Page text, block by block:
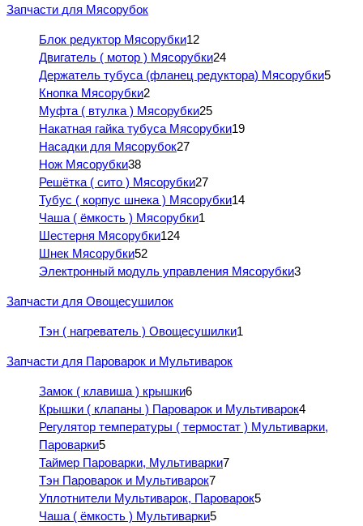
Запчасти для Мясорубок
Блок редуктор Мясорубки12
Двигатель ( мотор ) Мясорубки24
Держатель тубуса (фланец редуктора) Мясорубки5
Кнопка Мясорубки2
Муфта ( втулка ) Мясорубки25
Накатная гайка тубуса Мясорубки19
Насадки для Мясорубок27
Нож Мясорубки38
Решётка ( сито ) Мясорубки27
Тубус ( корпус шнека ) Мясорубки14
Чаша ( ёмкость ) Мясорубки1
Шестерня Мясорубки124
Шнек Мясорубки52
Электронный модуль управления Мясорубки3
Запчасти для Овощесушилок
Тэн ( нагреватель ) Овощесушилки1
Запчасти для Пароварок и Мультиварок
Замок ( клавиша ) крышки6
Крышки ( клапаны ) Пароварок и Мультиварок4
Регулятор температуры ( термостат ) Мультиварки,
Пароварки5
Таймер Пароварки, Мультиварки7
Тэн Пароварок и Мультиварок7
Уплотнители Мультиварок, Пароварок5
Чаша ( ёмкость ) Мультиварки5